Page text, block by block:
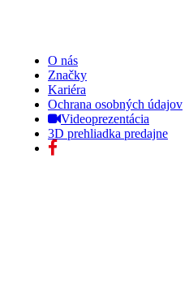
O nás
Značky
Kariéra
Ochrana osobných údajov
Videoprezentácia
3D prehliadka predajne